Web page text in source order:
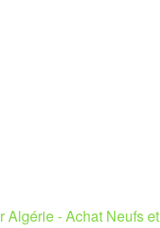
Algérie - Achat Neufs et